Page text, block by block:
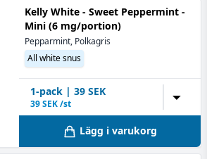
Kelly White - Sweet Peppermint -
Mini (6 mg/portion)
Pepparmint, Polkagris
All white snus
1-pack | 39 SEK
39SEK /st
▼
Lägg i varukorg